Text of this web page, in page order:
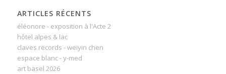
ARTICLES RÉCENTS
éléonore - exposition à l'Acte 2
hôtel alpes & lac
claves records - weiyin chen
espace blanc - y-med
art basel 2026